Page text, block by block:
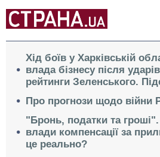
Хід боїв у Харківській
влада бізнесу після
рейтинги Зеленського.
Про прогнози щодо війни
"Бронь, податки та
влади компенсації за
це реально?